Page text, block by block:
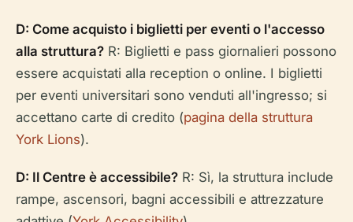
D: Come acquisto i biglietti per eventi o l'accesso
alla struttura? R: Biglietti e pass giornalieri possono
essere acquistati alla reception o online. I biglietti
per eventi universitari sono venduti all'ingresso; si
accettano carte di credito (pagina della struttura
York Lions).
D: Il Centre è accessibile? R: Sì, la struttura include
rampe, ascensori, bagni accessibili e attrezzature